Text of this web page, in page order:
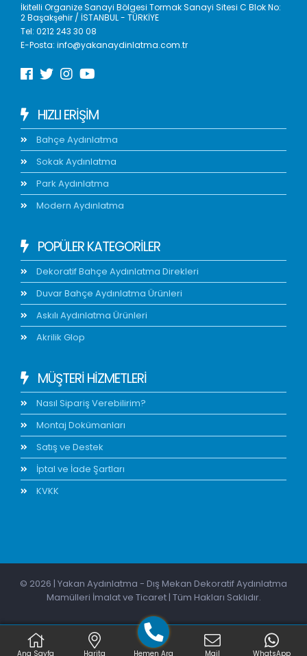
İkitelli Organize Sanayi Bölgesi Tormak Sanayi Sitesi C Blok No:
2 Başakşehir / İSTANBUL - TÜRKİYE
Tel:0212 243 30 08
E-Posta:info@yakanaydinlatma.com.tr
HIZLI ERIŞIM
Bahçe Aydınlatma
Sokak Aydınlatma
Park Aydınlatma
Modern Aydınlatma
POPÜLER KATEGORİLER
Dekoratif Bahçe Aydınlatma Direkleri
Duvar Bahçe Aydınlatma Ürünleri
Askılı Aydınlatma Ürünleri
Akrilik Glop
MÜŞTERİ HİZMETLERİ
Nasıl Sipariş Verebilirim?
Montaj Dokümanları
Satış ve Destek
İptal ve İade Şartları
KVKK
© 2026 | Yakan Aydınlatma - Dış Mekan Dekoratif Aydınlatma
Mamülleri İmalat ve Ticaret | Tüm Hakları Saklıdır.
Ana Sayfa Harita Hemen Ara Mail WhatsApp